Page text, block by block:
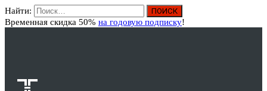
Найти:
Временная скидка 50% на годовую подписку!